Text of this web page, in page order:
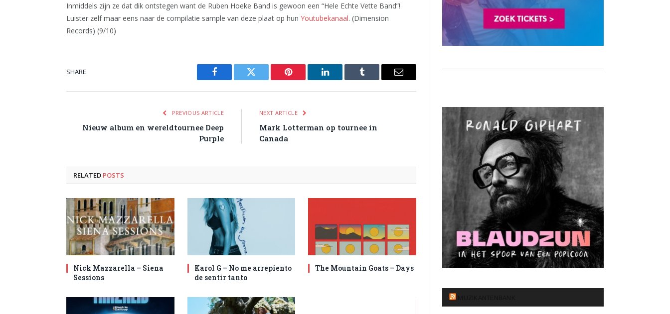
Inmiddels zijn ze dat dik ontstegen want de Ruben Hoeke Band is gewoon een “Hele Echte Vette Band”!
Luister zelf maar eens naar de compilatie sample van deze plaat op hun Youtubekanaal. (Dimension
Records) (9/10)
SHARE.
Facebook Twitter Pinterest LinkedIn Tumblr Email
PREVIOUS ARTICLE
Nieuw album en wereldtournee Deep
Purple
NEXT ARTICLE
Mark Lotterman op tournee in
Canada
RELATED POSTS
Nick Mazzarella – Siena
Sessions
Karol G – No me arrepiento
de sentir tanto
The Mountain Goats – Days